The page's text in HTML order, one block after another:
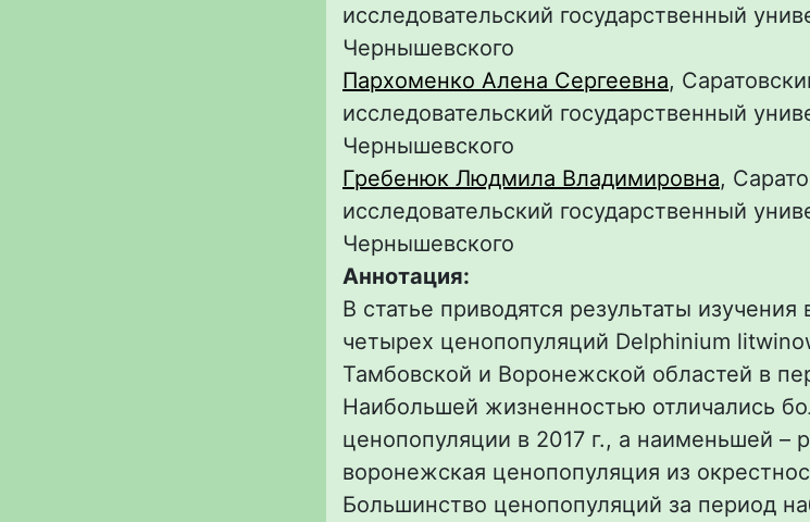
исследовательский государственный
Чернышевского
Пархоменко Алена Сергеевна,
исследовательский государственный
Чернышевского
Гребенюк Людмила Владимировна,
исследовательский государственный
Чернышевского
Аннотация:
В статье приводятся результаты изучения
четырех ценопопуляций Delphinium
Тамбовской и Воронежской областей в
Наибольшей жизненностью отличались
ценопопуляции в 2017 г., а наименьшей –
воронежская ценопопуляция из
Большинство ценопопуляций за период